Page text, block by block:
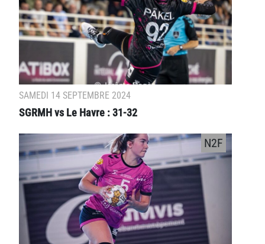
SAMEDI 14 SEPTEMBRE 2024
SGRMH vs Le Havre : 31-32
N2F